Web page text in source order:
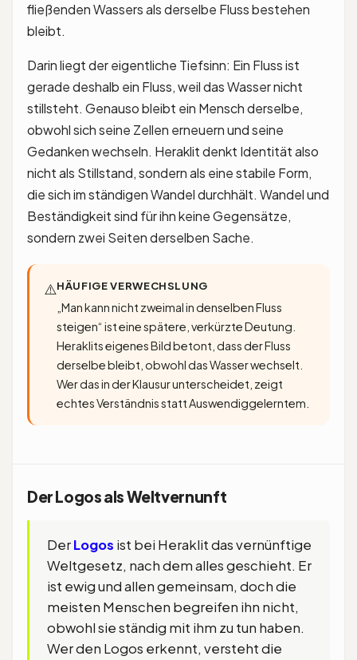
fließenden Wassers als derselbe Fluss bestehen
bleibt.
Darin liegt der eigentliche Tiefsinn: Ein Fluss ist
gerade deshalb ein Fluss, weil das Wasser nicht
stillsteht. Genauso bleibt ein Mensch derselbe,
obwohl sich seine Zellen erneuern und seine
Gedanken wechseln. Heraklit denkt Identität also
nicht als Stillstand, sondern als eine stabile Form,
die sich im ständigen Wandel durchhält. Wandel und
Beständigkeit sind für ihn keine Gegensätze,
sondern zwei Seiten derselben Sache.
⚠️HÄUFIGE VERWECHSLUNG
„Man kann nicht zweimal in denselben Fluss
steigen“ ist eine spätere, verkürzte Deutung.
Heraklits eigenes Bild betont, dass der Fluss
derselbe bleibt, obwohl das Wasser wechselt.
Wer das in der Klausur unterscheidet, zeigt
echtes Verständnis statt Auswendiggelerntem.
Der Logos als Weltvernunft
DerLogos ist bei Heraklit das vernünftige
Weltgesetz, nach dem alles geschieht. Er
ist ewig und allen gemeinsam, doch die
meisten Menschen begreifen ihn nicht,
obwohl sie ständig mit ihm zu tun haben.
Wer den Logos erkennt, versteht die